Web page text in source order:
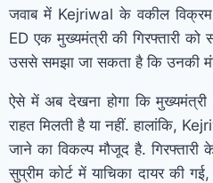
जवाब में Kejriwal के वकील
ED एक मुख्यमंत्री की गिरफ्तारी को
उससे समझा जा सकता है कि उनकी
ऐसे में अब देखना होगा कि
राहत मिलती है या नहीं. हालांकि,
जाने का विकल्प मौजूद है.
सुप्रीम कोर्ट में याचिका दायर की